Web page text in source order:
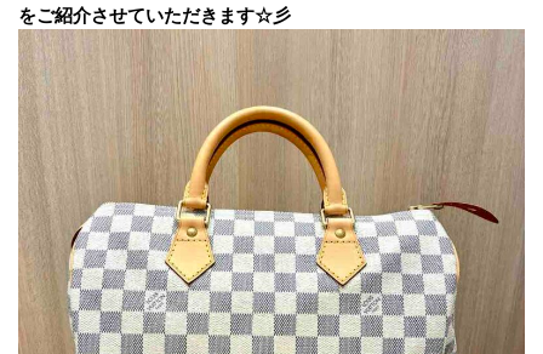
をご紹介させていただきます☆彡